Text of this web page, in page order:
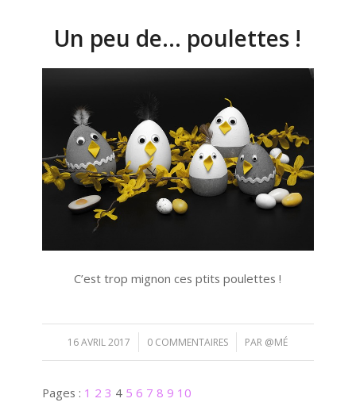
Un peu de… poulettes !
C’est trop mignon ces ptits poulettes !
16 AVRIL 2017
/ 0 COMMENTAIRES
/ PAR @MÉ
Pages : 1 2 3 4 5 6 7 8 9 10